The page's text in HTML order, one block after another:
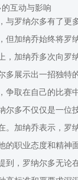
互动与影响
与罗纳尔多有了更
但加纳乔始终将罗
，加纳乔多次向罗
多展示出一招独特
争取在自己的比赛
尔多不仅仅是一位
。加纳乔表示，罗
的职业态度和精神
到，罗纳尔多无论